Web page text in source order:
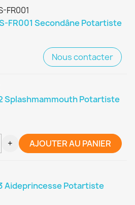
FR001
FR001 Secondâne Potartiste
Nous contacter
Splashmammouth Potartiste
+ AJOUTER AU PANIER
Aideprincesse Potartiste